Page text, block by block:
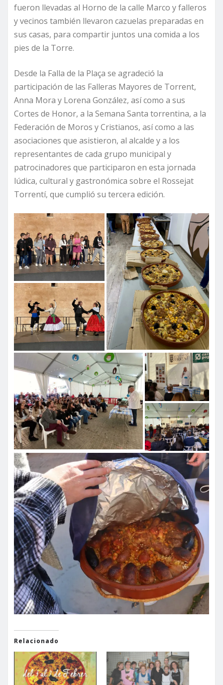
fueron llevadas al Horno de la calle Marco y falleros
y vecinos también llevaron cazuelas preparadas en
sus casas, para compartir juntos una comida a los
pies de la Torre.
Desde la Falla de la Plaça se agradeció la
participación de las Falleras Mayores de Torrent,
Anna Mora y Lorena González, así como a sus
Cortes de Honor, a la Semana Santa torrentina, a la
Federación de Moros y Cristianos, así como a las
asociaciones que asistieron, al alcalde y a los
representantes de cada grupo municipal y
patrocinadores que participaron en esta jornada
lúdica, cultural y gastronómica sobre el Rossejat
Torrentí, que cumplió su tercera edición.
Relacionado